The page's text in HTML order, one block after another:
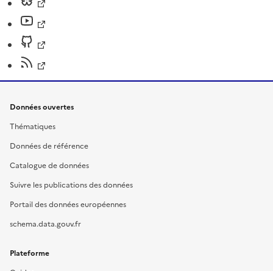
Données ouvertes
Thématiques
Données de référence
Catalogue de données
Suivre les publications des données
Portail des données européennes
schema.data.gouv.fr
Plateforme